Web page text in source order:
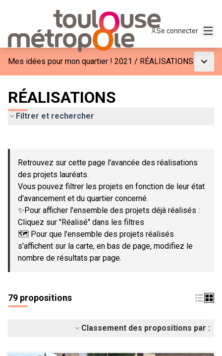
Se connecter
Mes idées pour mon quartier ! 2021 / RÉALISATIONS
RÉALISATIONS
Filtrer et rechercher
−
Retrouvez sur cette page l'avancée des réalisations
des projets lauréats.
Vous pouvez filtrer les projets en fonction de leur état
d'avancement et du quartier concerné.
✨Pour afficher l'ensemble des projets déjà réalisés :
Cliquez sur "Réalisé" dans les filtres
🗺️ Pour que l'ensemble des projets réalisés
s'affichent sur la carte, en bas de page, modifiez le
nombre de résultats par page.
79 propositions
Classement des propositions par :